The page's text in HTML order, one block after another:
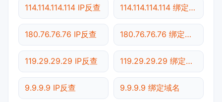
114.114.114.114 IP反查 114.114.114.114 绑定域名
180.76.76.76 IP反查 180.76.76.76 绑定域名
119.29.29.29 IP反查 119.29.29.29 绑定域名
9.9.9.9 IP反查 9.9.9.9 绑定域名